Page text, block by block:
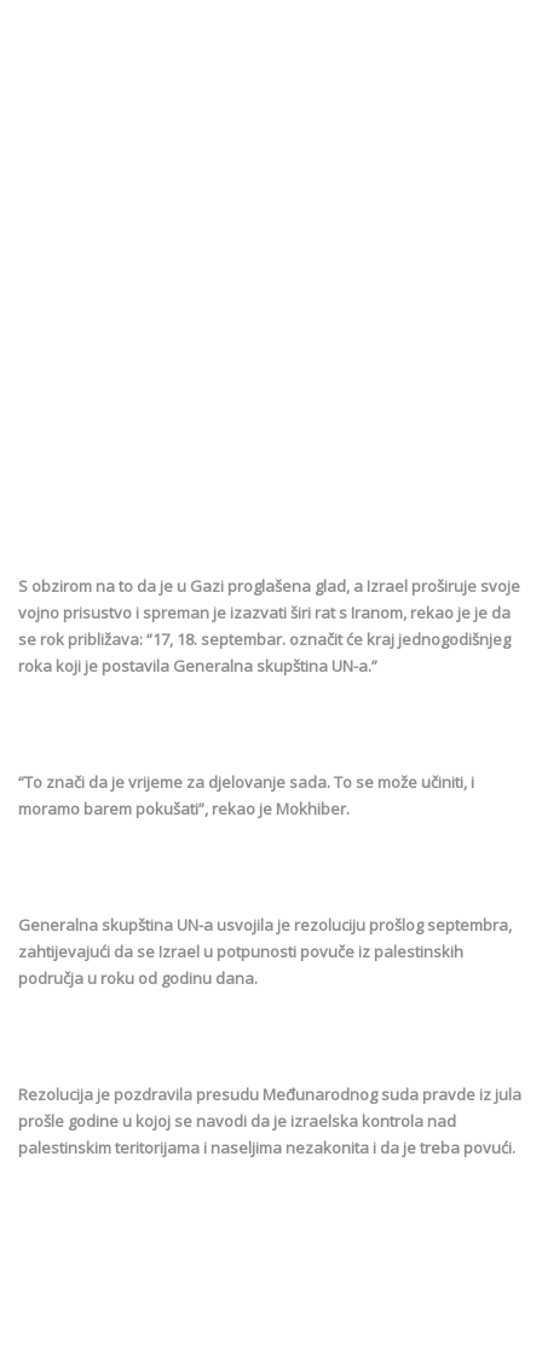
S obzirom na to da je u Gazi proglašena glad, a Izrael proširuje svoje
vojno prisustvo i spreman je izazvati širi rat s Iranom, rekao je je da
se rok približava: “17, 18. septembar. označit će kraj jednogodišnjeg
roka koji je postavila Generalna skupština UN-a.”
“To znači da je vrijeme za djelovanje sada. To se može učiniti, i
moramo barem pokušati”, rekao je Mokhiber.
Generalna skupština UN-a usvojila je rezoluciju prošlog septembra,
zahtijevajući da se Izrael u potpunosti povuče iz palestinskih
područja u roku od godinu dana.
Rezolucija je pozdravila presudu Međunarodnog suda pravde iz jula
prošle godine u kojoj se navodi da je izraelska kontrola nad
palestinskim teritorijama i naseljima nezakonita i da je treba povući.